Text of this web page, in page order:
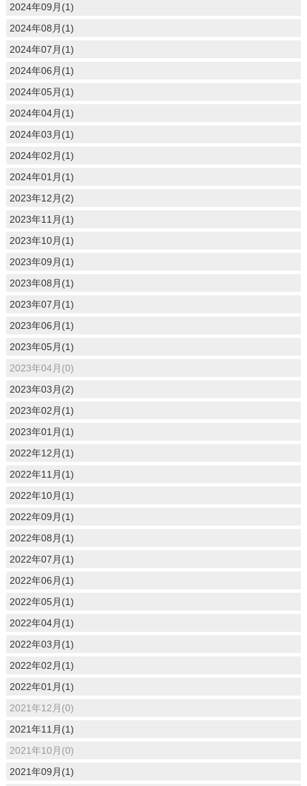
2024年09月(1)
2024年08月(1)
2024年07月(1)
2024年06月(1)
2024年05月(1)
2024年04月(1)
2024年03月(1)
2024年02月(1)
2024年01月(1)
2023年12月(2)
2023年11月(1)
2023年10月(1)
2023年09月(1)
2023年08月(1)
2023年07月(1)
2023年06月(1)
2023年05月(1)
2023年04月(0)
2023年03月(2)
2023年02月(1)
2023年01月(1)
2022年12月(1)
2022年11月(1)
2022年10月(1)
2022年09月(1)
2022年08月(1)
2022年07月(1)
2022年06月(1)
2022年05月(1)
2022年04月(1)
2022年03月(1)
2022年02月(1)
2022年01月(1)
2021年12月(0)
2021年11月(1)
2021年10月(0)
2021年09月(1)